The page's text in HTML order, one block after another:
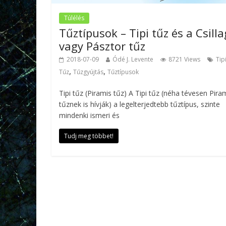
Túlélés
Tűztípusok – Tipi tűz és a
vagy Pásztor tűz
2018-07-09 Ódé J. Levente 8721 Views
Tűz, Tűzgyújtás, Tűztípusok
Tipi tűz (Piramis tűz) A Tipi tűz (néha tévesen
tűznek is hívják) a legelterjedtebb tűztípus, szinte
mindenki ismeri és
Tudj meg többet!